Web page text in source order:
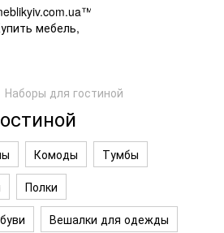
Наборы для гостиной
Комоды
Тумбы
Полки
Вешалки для одежды